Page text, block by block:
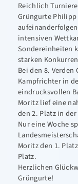
Reichlich
Grüngurte
intensiven
Sondereinheiten
starken
Bei den 8.
Kampfrichter in
eindrucksvollen
Moritz lief eine
den 2. Platz in
Nur eine Woche
Moritz den 1.
Platz.
Herzlichen
Grüngurte!